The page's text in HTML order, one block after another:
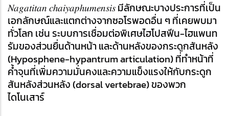
𝑁𝑎𝑔𝑎𝑡𝑖𝑡𝑎𝑛 𝑐ℎ𝑎𝑖𝑦𝑎𝑝ℎ𝑢𝑚𝑒𝑛𝑠𝑖𝑠 มีลักษณะบางประการที่เป็น
เอกลักษณ์และแตกต่างจากซอโรพอดอื่น ๆ ที่เคยพบมา
ทั่วโลก เช่น ระบบการเชื่อมต่อพิเศษไฮโปสฟีน-ไฮแพนท
รัมของส่วนยื่นด้านหน้า และด้านหลังของกระดูกสันหลัง
(Hyposphene-hypantrum articulation) ที่ทำหน้าที่
ค้ำจุนที่เพิ่มความมั่นคงและความแข็งแรงให้กับกระดูก
สันหลังส่วนหลัง (dorsal vertebrae) ของพวก
ไดโนเสาร์